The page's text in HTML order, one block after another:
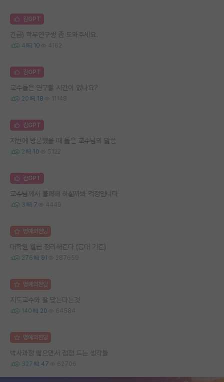
김GPT
긴급) 학부연구생 좀 도와주세요.
4 10 4162
김GPT
교수들은 연구할 시간이 없나요?
20 18 11148
김GPT
저번에 방문했을 때 들은 교수님의 말씀
2 10 5122
김GPT
교수님께서 불쾌해 하실까봐 걱정입니다
3 7 4449
명예의전당
대학원 월급 정리해준다 (공대 기준)
276 91 287659
명예의전당
지도교수와 잘 맞는다는것
140 20 64584
명예의전당
박사과정 밟으면서 점점 드는 생각들
327 47 62706